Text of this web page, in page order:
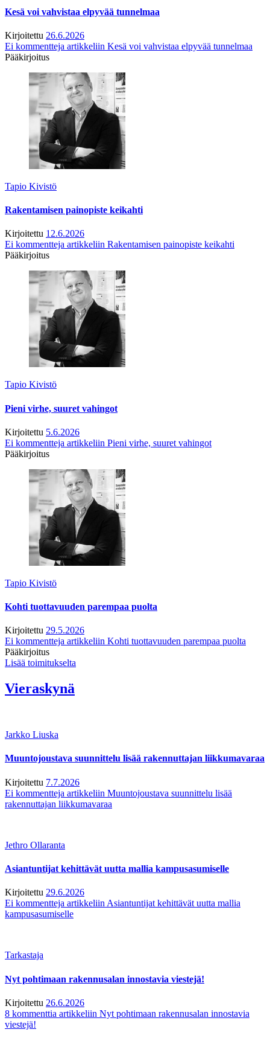
Kesä voi vahvistaa elpyvää tunnelmaa
Kirjoitettu 26.6.2026
Ei kommentteja artikkeliin Kesä voi vahvistaa elpyvää tunnelmaa
Pääkirjoitus
Tapio Kivistö
Rakentamisen painopiste keikahti
Kirjoitettu 12.6.2026
Ei kommentteja artikkeliin Rakentamisen painopiste keikahti
Pääkirjoitus
Tapio Kivistö
Pieni virhe, suuret vahingot
Kirjoitettu 5.6.2026
Ei kommentteja artikkeliin Pieni virhe, suuret vahingot
Pääkirjoitus
Tapio Kivistö
Kohti tuottavuuden parempaa puolta
Kirjoitettu 29.5.2026
Ei kommentteja artikkeliin Kohti tuottavuuden parempaa puolta
Pääkirjoitus
Lisää toimitukselta
Vieraskynä
Jarkko Liuska
Muuntojoustava suunnittelu lisää rakennuttajan liikkumavaraa
Kirjoitettu 7.7.2026
Ei kommentteja artikkeliin Muuntojoustava suunnittelu lisää
rakennuttajan liikkumavaraa
Jethro Ollaranta
Asiantuntijat kehittävät uutta mallia kampusasumiselle
Kirjoitettu 29.6.2026
Ei kommentteja artikkeliin Asiantuntijat kehittävät uutta mallia
kampusasumiselle
Tarkastaja
Nyt pohtimaan rakennusalan innostavia viestejä!
Kirjoitettu 26.6.2026
8 kommenttia artikkeliin Nyt pohtimaan rakennusalan innostavia
viestejä!